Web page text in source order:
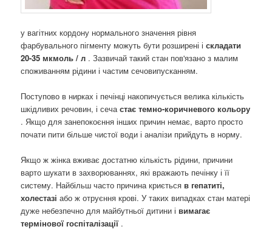
у вагітних кордону нормального значення рівня
фарбувального пігменту можуть бути розширені іскладати
20-35 мкмоль / л . Зазвичай такий стан пов'язано з малим
споживанням рідини і частим сечовипусканням.
Поступово в нирках і печінці накопичується велика кількість
шкідливих речовин, і сечастає темно-коричневого кольору
. Якщо для занепокоєння інших причин немає, варто просто
почати пити більше чистої води і аналізи прийдуть в норму.
Якщо ж жінка вживає достатню кількість рідини, причини
варто шукати в захворюваннях, які вражають печінку і її
систему. Найбільш часто причина криється в гепатиті,
холестазіабо ж отруєння крові. У таких випадках стан матері
дуже небезпечно для майбутньої дитини і вимагає
термінової госпіталізації .